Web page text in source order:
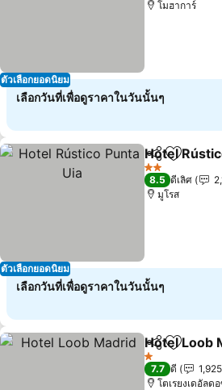
ตัวเลือกยอดนิยม
โมฮาการ์
เลือกวันที่เพื่อดูราคาในวันนั้นๆ
ตัวเลือกยอดนิยม
แชร์ เพิ่มในร
Hotel
2 ดาว
8.5 ดีเลิศ
มูโรส
เลือกวันที่เพื่อดูราคาในวันนั้นๆ
แชร์ เพิ่มในร
Hotel Loob
1 ดาว
7.7 ดี
1,925
โตเรยงเดอัลด